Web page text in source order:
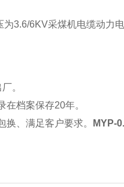
为3.6/6KV采煤机电缆动力
。
档案保存20年。
、满足客户要求。
MYP-